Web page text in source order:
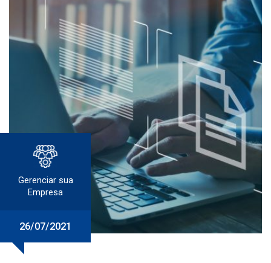
Gerenciar sua
Empresa
26/07/2021